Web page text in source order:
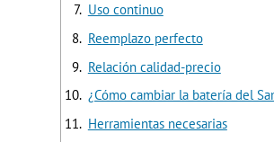
Uso continuo
Reemplazo perfecto
Relación calidad-precio
¿Cómo cambiar la batería del
Herramientas necesarias